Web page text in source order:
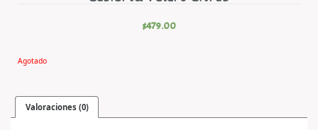
$479.00
Agotado
Valoraciones (0)